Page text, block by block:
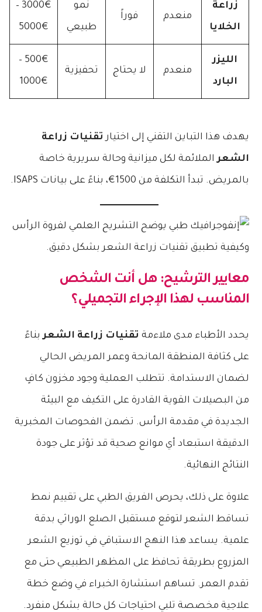
زراعة
الخلايا
منعدم فوراً
نمو
طبيعي
3000€ –
5000€
الليزر
البارد
منعدم لا يحتاج تحفيزية
500€ –
1000€
يهدف هذا التباين التقني إلى اختيار تقنيات زراعة
الشعرالملائمة لكل ميزانية وحالة سريرية خاصة
بالمريض. تبدأ التكلفة من 1500€، بناءً على بيانات ISAPS.
معايير الترشيح: هل أنت الشخص
المناسب لهذا الإجراء التجميلي؟
يحدد الأطباء مدى ملاءمة تقنيات زراعة الشعربناءً
على كثافة المنطقة المانحة وعمر المريض الحالي
لضمان الاستدامة. تتطلب العملية وجود مخزون كافٍ
من البصيلات القوية القادرة على التكيف مع البيئة
الجديدة في مقدمة الرأس. تضمن الفحوصات المخبرية
الدقيقة استبعاد أي موانع صحية قد تؤثر على جودة
النتائج النهائية.
علاوة على ذلك، يحرص الفريق الطبي على تقييم نمط
تساقط الشعر لتوقع مستقبل الصلع الوراثي بدقة
علمية. يساعد هذا النهج الاستباقي في توزيع الشعر
المزروع بطريقة تحافظ على المظهر الطبيعي حتى مع
تقدم العمر. تساهم استشارة الخبراء في وضع خطة
علاجية مخصصة تلبي احتياجات كل حالة بشكل منفرد.